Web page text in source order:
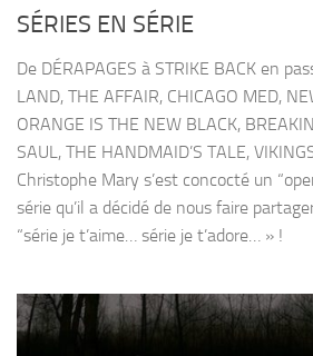
SÉRIES EN SÉRIE
De DÉRAPAGES à STRIKE BACK en
LAND, THE AFFAIR, CHICAGO MED,
ORANGE IS THE NEW BLACK,
SAUL, THE HANDMAID’S TALE,
Christophe Mary s’est concocté un
série qu’il a décidé de nous faire
“série je t’aime… série je t’adore… » !